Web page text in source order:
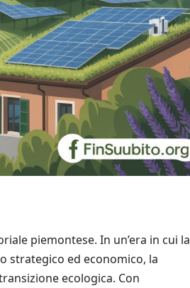
piemontese. In un’era in cui la
strategico ed economico, la
ecologica. Con